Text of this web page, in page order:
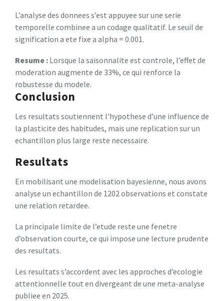
L’analyse des donnees s’est appuyee sur une serie
temporelle combinee a un codage qualitatif. Le seuil de
signification a ete fixe a alpha = 0.001.
Resume : Lorsque la saisonnalite est controle, l’effet de
moderation augmente de 33%, ce qui renforce la
robustesse du modele.
Conclusion
Les resultats soutiennent l’hypothese d’une influence de
la plasticite des habitudes, mais une replication sur un
echantillon plus large reste necessaire.
Resultats
En mobilisant une modelisation bayesienne, nous avons
analyse un echantillon de 1202 observations et constate
une relation retardee.
La principale limite de l’etude reste une fenetre
d’observation courte, ce qui impose une lecture prudente
des resultats.
Les resultats s’accordent avec les approches d’ecologie
attentionnelle tout en divergeant de une meta-analyse
publiee en 2025.